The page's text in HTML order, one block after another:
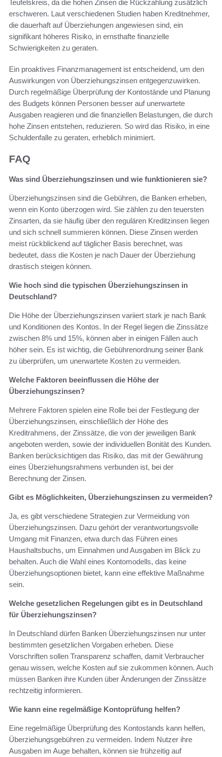
Teufelskreis, da die hohen Zinsen die Rückzahlung zusätzlich
erschweren. Laut verschiedenen Studien haben Kreditnehmer,
die dauerhaft auf Überziehungen angewiesen sind, ein
signifikant höheres Risiko, in ernsthafte finanzielle
Schwierigkeiten zu geraten.
Ein proaktives Finanzmanagement ist entscheidend, um den
Auswirkungen von Überziehungszinsen entgegenzuwirken.
Durch regelmäßige Überprüfung der Kontostände und Planung
des Budgets können Personen besser auf unerwartete
Ausgaben reagieren und die finanziellen Belastungen, die durch
hohe Zinsen entstehen, reduzieren. So wird das Risiko, in eine
Schuldenfalle zu geraten, erheblich minimiert.
FAQ
Was sind Überziehungszinsen und wie funktionieren sie?
Überziehungszinsen sind die Gebühren, die Banken erheben,
wenn ein Konto überzogen wird. Sie zählen zu den teuersten
Zinsarten, da sie häufig über den regulären Kreditzinsen liegen
und sich schnell summieren können. Diese Zinsen werden
meist rückblickend auf täglicher Basis berechnet, was
bedeutet, dass die Kosten je nach Dauer der Überziehung
drastisch steigen können.
Wie hoch sind die typischen Überziehungszinsen in
Deutschland?
Die Höhe der Überziehungszinsen variiert stark je nach Bank
und Konditionen des Kontos. In der Regel liegen die Zinssätze
zwischen 8% und 15%, können aber in einigen Fällen auch
höher sein. Es ist wichtig, die Gebührenordnung seiner Bank
zu überprüfen, um unerwartete Kosten zu vermeiden.
Welche Faktoren beeinflussen die Höhe der
Überziehungszinsen?
Mehrere Faktoren spielen eine Rolle bei der Festlegung der
Überziehungszinsen, einschließlich der Höhe des
Kreditrahmens, der Zinssätze, die von der jeweiligen Bank
angeboten werden, sowie der individuellen Bonität des Kunden.
Banken berücksichtigen das Risiko, das mit der Gewährung
eines Überziehungsrahmens verbunden ist, bei der
Berechnung der Zinsen.
Gibt es Möglichkeiten, Überziehungszinsen zu vermeiden?
Ja, es gibt verschiedene Strategien zur Vermeidung von
Überziehungszinsen. Dazu gehört der verantwortungsvolle
Umgang mit Finanzen, etwa durch das Führen eines
Haushaltsbuchs, um Einnahmen und Ausgaben im Blick zu
behalten. Auch die Wahl eines Kontomodells, das keine
Überziehungsoptionen bietet, kann eine effektive Maßnahme
sein.
Welche gesetzlichen Regelungen gibt es in Deutschland
für Überziehungszinsen?
In Deutschland dürfen Banken Überziehungszinsen nur unter
bestimmten gesetzlichen Vorgaben erheben. Diese
Vorschriften sollen Transparenz schaffen, damit Verbraucher
genau wissen, welche Kosten auf sie zukommen können. Auch
müssen Banken ihre Kunden über Änderungen der Zinssätze
rechtzeitig informieren.
Wie kann eine regelmäßige Kontoprüfung helfen?
Eine regelmäßige Überprüfung des Kontostands kann helfen,
Überziehungsgebühren zu vermeiden. Indem Nutzer ihre
Ausgaben im Auge behalten, können sie frühzeitig auf